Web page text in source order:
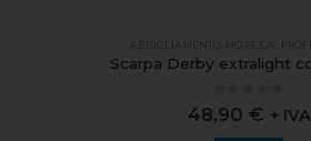
ABBIGLIAMENTO HO.RE.CA.
Scarpa Derby extralight
0out of 5
48,90 € + IVA